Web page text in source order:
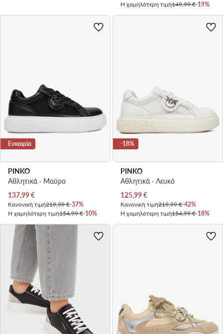
Η χαμηλότερη τιμή149,99 €-19%
Ευκαιρία
PINKO
Αθλητικά · Μαύρο
Τρέχουσα τιμή
137,99€
Κανονική τιμή219,99 €-37%
Η χαμηλότερη τιμή154,99 €-10%
-18%
PINKO
Αθλητικά · Λευκό
Τρέχουσα τιμή
125,99€
Κανονική τιμή219,99 €-42%
Η χαμηλότερη τιμή154,99 €-18%